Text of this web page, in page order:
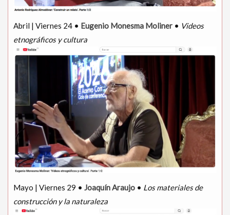
Abril | Viernes 24 • Eugenio Monesma Moliner • Videos
etnográficos y cultura
Mayo | Viernes 29 • Joaquín Araujo • Los materiales de
construcción y la naturaleza